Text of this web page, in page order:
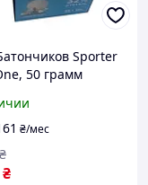
Sporter
50 грамм
САХАРА) -
(790152)
₴/мес
₴
₴